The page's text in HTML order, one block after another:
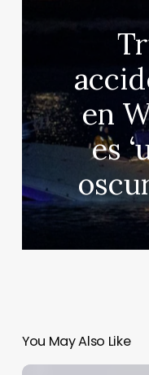
en
es
You May Also Like